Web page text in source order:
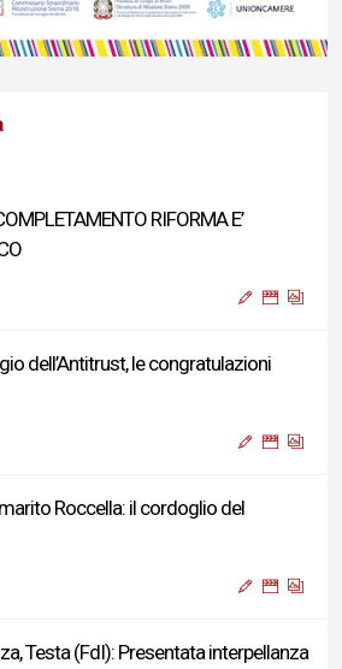
RIFORMA E’
dell’Antitrust, le congratulazioni
Roccella: il cordoglio del
Testa (FdI): Presentata interpellanza